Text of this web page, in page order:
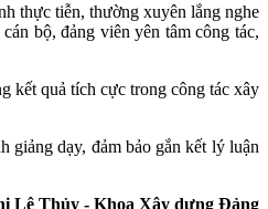
thực tiễn, thường xuyên lắng nghe
bộ, đảng viên yên tâm công tác,
kết quả tích cực trong công tác xây
giảng dạy, đảm bảo gắn kết lý luận
Lệ Thủy - Khoa Xây dựng Đảng